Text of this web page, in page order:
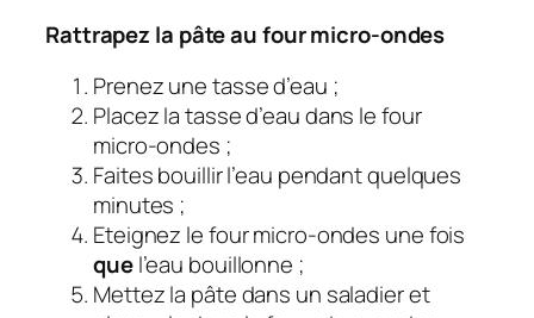
Rattrapez la pâte au four micro-ondes
Prenez une tasse d’eau ;
Placez la tasse d’eau dans le four
micro-ondes ;
Faites bouillir l’eau pendant quelques
minutes ;
Eteignez le four micro-ondes une fois
quel’eau bouillonne ;
Mettez la pâte dans un saladier et